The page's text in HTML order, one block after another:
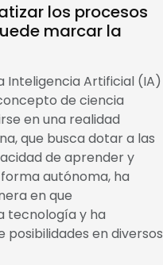
los procesos
marcar la
Inteligencia Artificial (IA)
de ciencia
en una realidad
que busca dotar a las
de aprender y
autónoma, ha
en que
tecnología y ha
posibilidades en diversos